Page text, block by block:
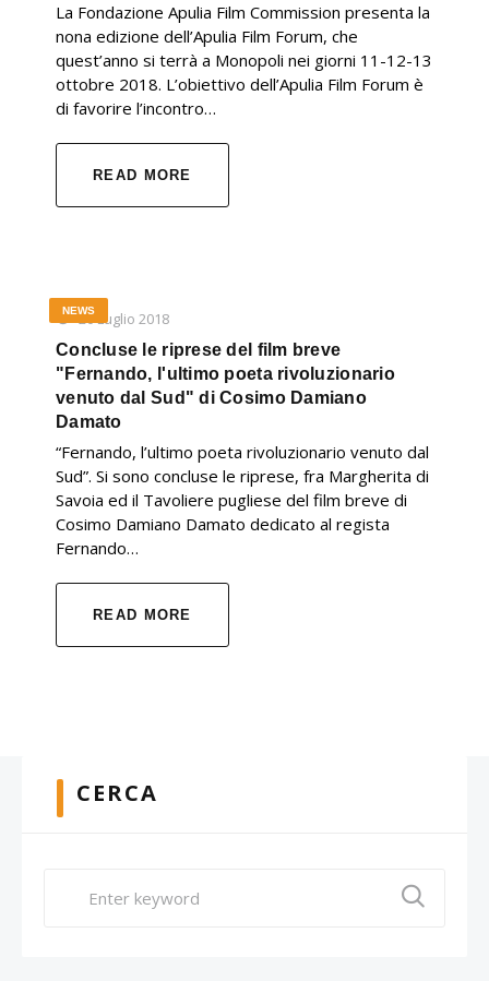
La Fondazione Apulia Film Commission presenta la
nona edizione dell’Apulia Film Forum, che
quest’anno si terrà a Monopoli nei giorni 11-12-13
ottobre 2018. L’obiettivo dell’Apulia Film Forum è
di favorire l’incontro…
READ MORE
20 Luglio 2018
NEWS
Concluse le riprese del film breve
"Fernando, l'ultimo poeta rivoluzionario
venuto dal Sud" di Cosimo Damiano
Damato
“Fernando, l’ultimo poeta rivoluzionario venuto dal
Sud”. Si sono concluse le riprese, fra Margherita di
Savoia ed il Tavoliere pugliese del film breve di
Cosimo Damiano Damato dedicato al regista
Fernando…
READ MORE
CERCA